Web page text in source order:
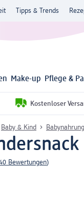
Tipps & Trends
Make-up Pflege &
Kostenloser
Baby & Kind
Bewertungen)